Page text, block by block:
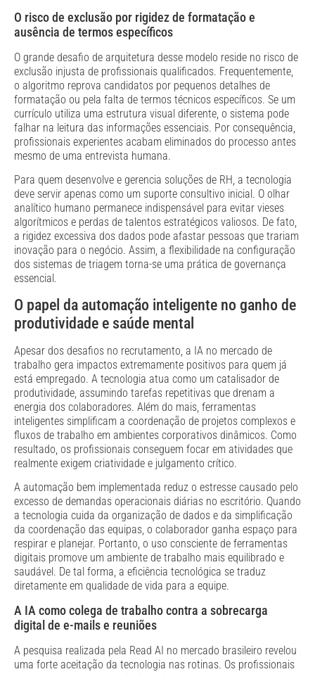
O risco de exclusão por rigidez de formatação e
ausência de termos específicos
O grande desafio de arquitetura desse modelo reside no risco de
exclusão injusta de profissionais qualificados. Frequentemente,
o algoritmo reprova candidatos por pequenos detalhes de
formatação ou pela falta de termos técnicos específicos. Se um
currículo utiliza uma estrutura visual diferente, o sistema pode
falhar na leitura das informações essenciais. Por consequência,
profissionais experientes acabam eliminados do processo antes
mesmo de uma entrevista humana.
Para quem desenvolve e gerencia soluções de RH, a tecnologia
deve servir apenas como um suporte consultivo inicial. O olhar
analítico humano permanece indispensável para evitar vieses
algorítmicos e perdas de talentos estratégicos valiosos. De fato,
a rigidez excessiva dos dados pode afastar pessoas que trariam
inovação para o negócio. Assim, a flexibilidade na configuração
dos sistemas de triagem torna-se uma prática de governança
essencial.
O papel da automação inteligente no ganho de
produtividade e saúde mental
Apesar dos desafios no recrutamento, a IA no mercado de
trabalho gera impactos extremamente positivos para quem já
está empregado. A tecnologia atua como um catalisador de
produtividade, assumindo tarefas repetitivas que drenam a
energia dos colaboradores. Além do mais, ferramentas
inteligentes simplificam a coordenação de projetos complexos e
fluxos de trabalho em ambientes corporativos dinâmicos. Como
resultado, os profissionais conseguem focar em atividades que
realmente exigem criatividade e julgamento crítico.
A automação bem implementada reduz o estresse causado pelo
excesso de demandas operacionais diárias no escritório. Quando
a tecnologia cuida da organização de dados e da simplificação
da coordenação das equipas, o colaborador ganha espaço para
respirar e planejar. Portanto, o uso consciente de ferramentas
digitais promove um ambiente de trabalho mais equilibrado e
saudável. De tal forma, a eficiência tecnológica se traduz
diretamente em qualidade de vida para a equipe.
A IA como colega de trabalho contra a sobrecarga
digital de e-mails e reuniões
A pesquisa realizada pela Read AI no mercado brasileiro revelou
uma forte aceitação da tecnologia nas rotinas. Os profissionais